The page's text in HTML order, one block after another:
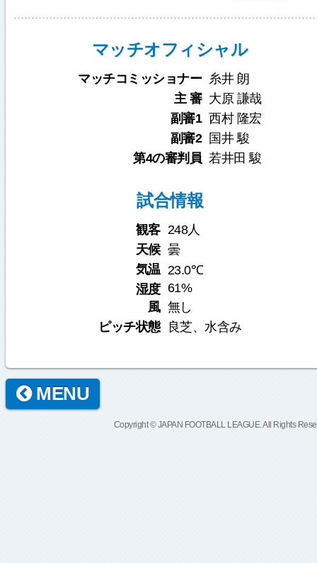
マッチオフィシャル
マッチコミッショナー 糸井 朗
主 審 大原 謙哉
副審1 西村 隆宏
副審2
国井 駿
第4の審判員 若井田 駿
試合情報
観客 248人
天候 曇
気温 23.0℃
湿度 61%
風 無し
ピッチ状態
良芝、水含み
MENU
Copyright © JAPAN FOOTBALL LEAGUE. All Rights